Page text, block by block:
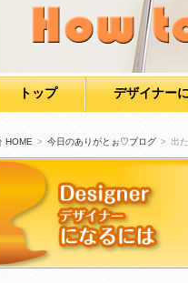
トップ デザイナー
HOME > 今日のありがとぉ♡ブログ > 出